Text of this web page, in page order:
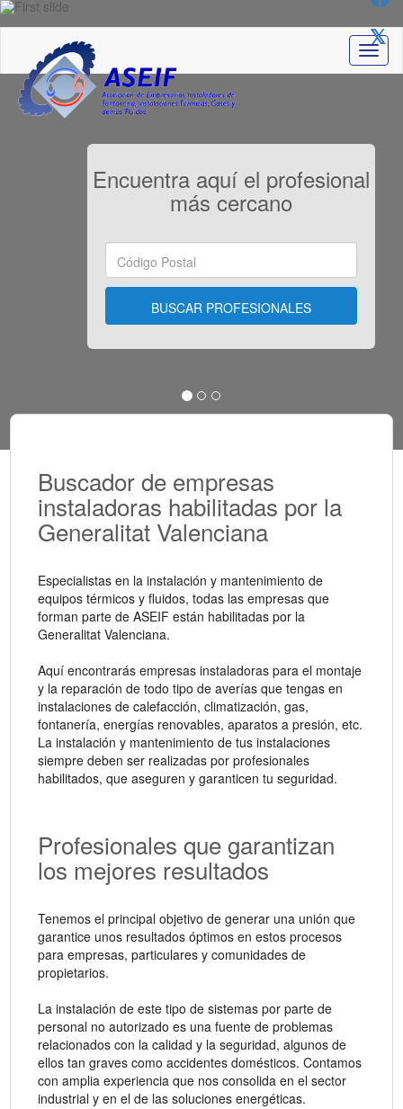
Encuentra aquí el profesional
más cercano
BUSCAR PROFESIONALES
Buscador de empresas
instaladoras habilitadas por la
Generalitat Valenciana
Especialistas en la instalación y mantenimiento de
equipos térmicos y fluidos, todas las empresas que
forman parte de ASEIF están habilitadas por la
Generalitat Valenciana.
Aquí encontrarás empresas instaladoras para el montaje
y la reparación de todo tipo de averías que tengas en
instalaciones de calefacción, climatización, gas,
fontanería, energías renovables, aparatos a presión, etc.
La instalación y mantenimiento de tus instalaciones
siempre deben ser realizadas por profesionales
habilitados, que aseguren y garanticen tu seguridad.
Profesionales que garantizan
los mejores resultados
Tenemos el principal objetivo de generar una unión que
garantice unos resultados óptimos en estos procesos
para empresas, particulares y comunidades de
propietarios.
La instalación de este tipo de sistemas por parte de
personal no autorizado es una fuente de problemas
relacionados con la calidad y la seguridad, algunos de
ellos tan graves como accidentes domésticos. Contamos
con amplia experiencia que nos consolida en el sector
industrial y en el de las soluciones energéticas.